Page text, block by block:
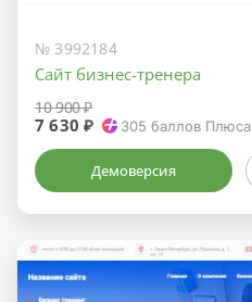
№ 3992184
Сайт бизнес-тренера
10 900 ₽
7 630 ₽ 305 баллов Плюса
Демоверсия